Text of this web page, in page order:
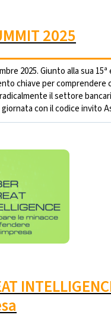
2025
2025. Giunto alla sua
chiave per
il settore
con il codice invito